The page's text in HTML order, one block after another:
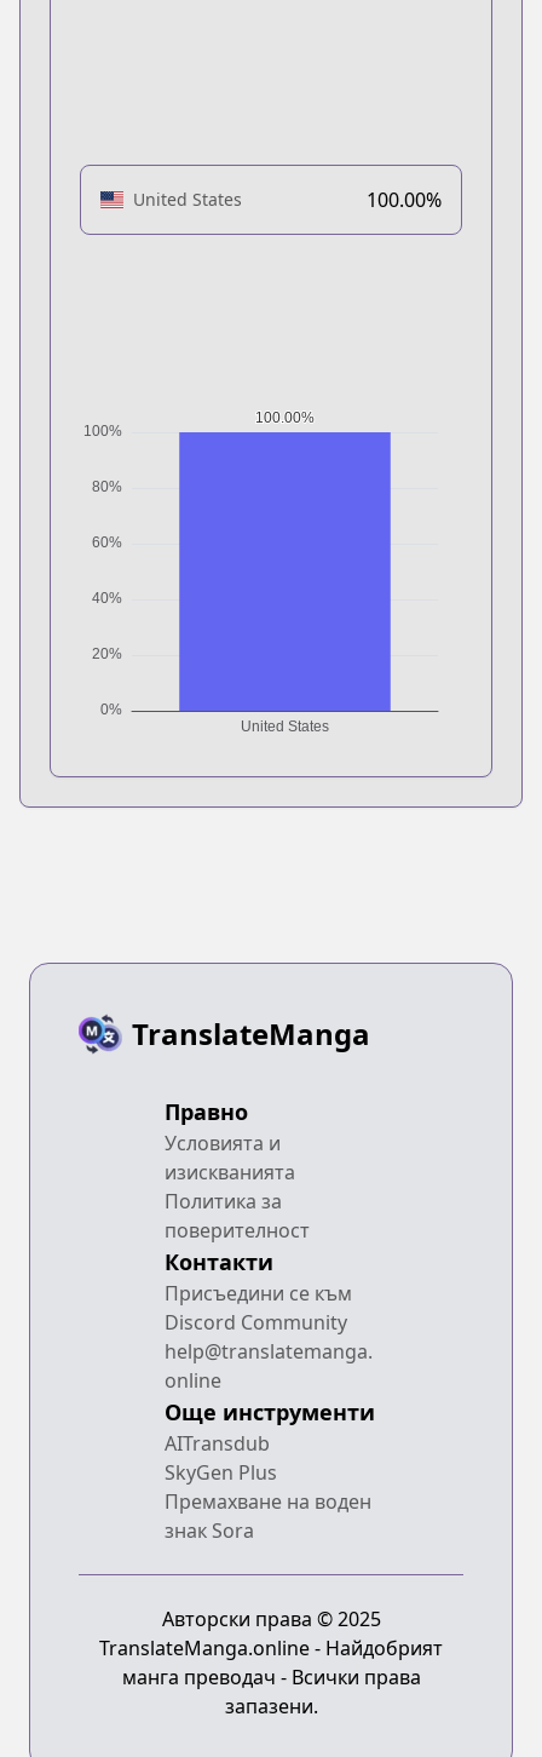
United States 100.00%
TranslateManga
Правно
Условията и
изискванията
Политика за
поверителност
Контакти
Присъедини се към
Discord Community
help@translatemanga.
online
Още инструменти
AITransdub
SkyGen Plus
Премахване на воден
знак Sora
Авторски права © 2025
TranslateManga.online - Найдобрият
манга преводач - Всички права
запазени.